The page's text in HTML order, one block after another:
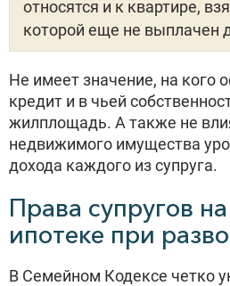
относятся и к квартире,
которой еще не выплачен
Не имеет значение, на кого
кредит и в чьей
жилплощадь. А также не
недвижимого имущества
дохода каждого из супруга.
Права супругов
ипотеке при
В Семейном Кодексе четко